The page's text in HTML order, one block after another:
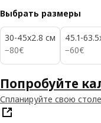
Выбрать размеры
30-45x2.8 см
−80€
80€
45.1-
−60€
60€
Попробуйте
Спланируйте свою